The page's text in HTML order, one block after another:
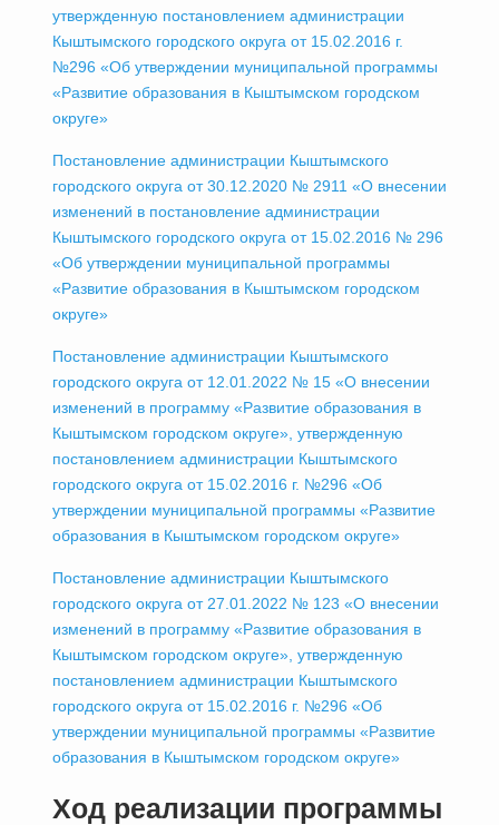
утвержденную постановлением администрации
Кыштымского городского округа от 15.02.2016 г.
№296 «Об утверждении муниципальной программы
«Развитие образования в Кыштымском городском
округе»
Постановление администрации Кыштымского
городского округа от 30.12.2020 № 2911 «О внесении
изменений в постановление администрации
Кыштымского городского округа от 15.02.2016 № 296
«Об утверждении муниципальной программы
«Развитие образования в Кыштымском городском
округе»
Постановление администрации Кыштымского
городского округа от 12.01.2022 № 15 «О внесении
изменений в программу «Развитие образования в
Кыштымском городском округе», утвержденную
постановлением администрации Кыштымского
городского округа от 15.02.2016 г. №296 «Об
утверждении муниципальной программы «Развитие
образования в Кыштымском городском округе»
Постановление администрации Кыштымского
городского округа от 27.01.2022 № 123 «О внесении
изменений в программу «Развитие образования в
Кыштымском городском округе», утвержденную
постановлением администрации Кыштымского
городского округа от 15.02.2016 г. №296 «Об
утверждении муниципальной программы «Развитие
образования в Кыштымском городском округе»
Ход реализации программы